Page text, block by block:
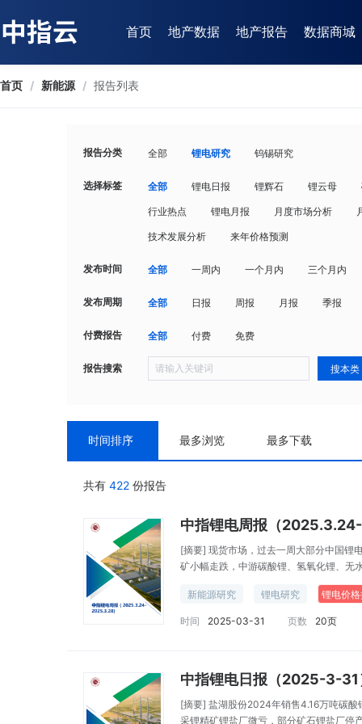
首页 地产数据 地产报告 数据商城
首页 / 新能源 / 报告列表
报告分类 全部 锂电研究 钨锡研究
选择标签 全部 锂电日报 锂辉石 锂云母
行业热点 锂电月报 月度市场分析
技术发展分析 来年价格预测
发布时间 全部 一周内 一个月内 三个月内
发布周期 全部 日报 周报 月报 季报
付费报告 全部 付费 免费
报告搜索 搜本类
时间排序 最多浏览 最多下载
共有 422 份报告
中指锂电周报（
[摘要] 现货市场，过去一周大部分中国锂
矿小幅走跌，中游碳酸锂、氢氧化锂、无
新能源研究
锂电研究 锂电价
时间 2025-03-31 页数 20页
[摘要] 盐湖股份2024年销售4.16万吨碳
采锂精矿锂盐厂微亏，部分矿石锂盐厂停